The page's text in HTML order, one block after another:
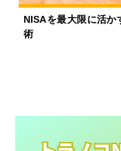
NISAを最大限に活か
術